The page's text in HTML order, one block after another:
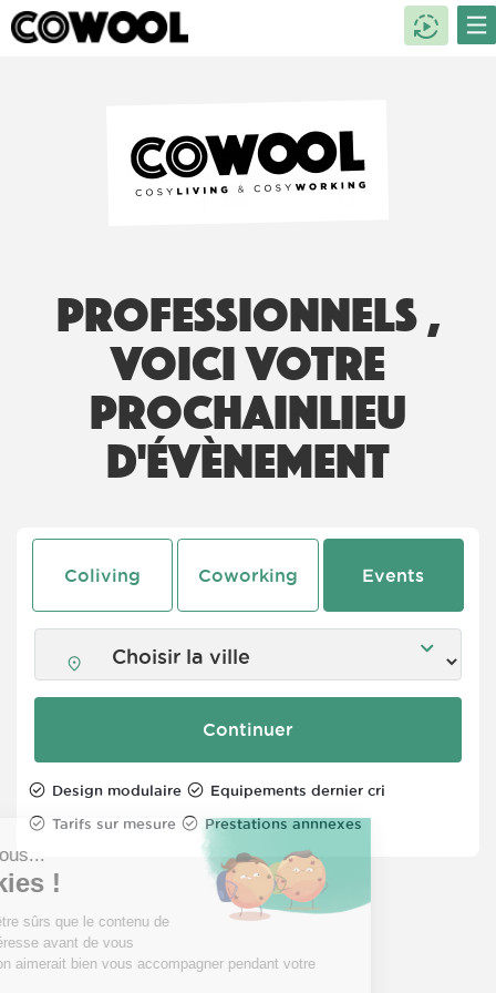
Professionnels ,
voici votre
prochainlieu
d'évènement
Coliving Coworking Events
Design modulaire Equipements dernier cri
Tarifs sur mesure Prestations annnexes